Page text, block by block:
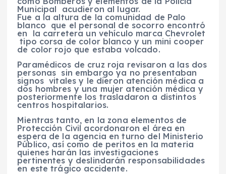
Municipal acudieron al lugar.
Fue a la altura de la comunidad de Palo
blanco que el personal de socorro encontró
en la carretera un vehículo marca Chevrolet
tipo corsa de color blanco y un mini cooper
de color rojo que estaba volcado.
Paramédicos de cruz roja revisaron a las dos
personas sin embargo ya no presentaban
signos vitales y le dieron atención médica a
dos hombres y una mujer atención médica y
posteriormente los trasladaron a distintos
centros hospitalarios.
Mientras tanto, en la zona elementos de
Protección Civil acordonaron el área en
espera de la agencia en turno del Ministerio
Público, así como de peritos en la materia
quienes harán las investigaciones
pertinentes y deslindarán responsabilidades
en este trágico accidente.